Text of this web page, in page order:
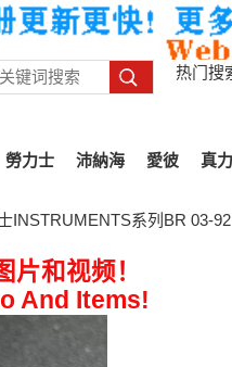
热门搜
勞力士 沛納海 愛彼 真
INSTRUMENTS系列BR 03-
和视频！
And Items!